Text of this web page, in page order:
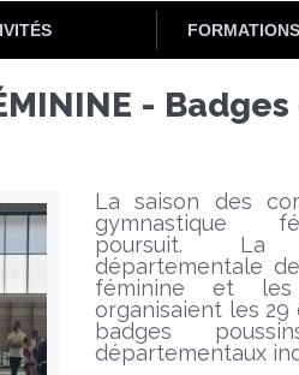
FORMATIONS
-
La saison des
gymnastique
poursuit. La
départementale
féminine et les
organisaient les 29
badges
départementaux